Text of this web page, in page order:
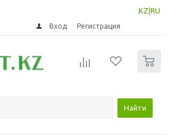
KZ RU
Вход Регистрация
Найти